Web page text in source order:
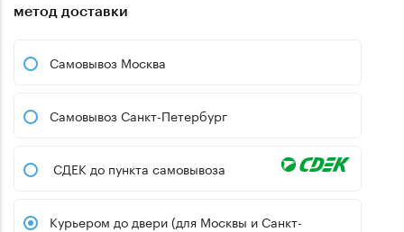
метод доставки
Самовывоз Москва
Самовывоз Санкт-Петербург
СДЕК до пункта самовывоза
Курьером до двери (для Москвы и Санкт-